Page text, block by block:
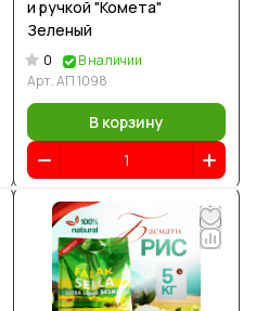
и ручкой "Комета"
Зеленый
0
В наличии
Арт.АП 1098
В корзину